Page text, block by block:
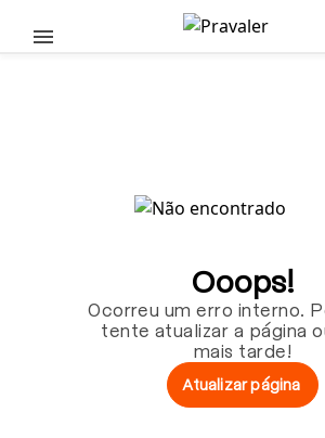
Pular para o conteúdo principal
Ooops!
Ocorreu um erro interno.
tente atualizar a página
mais tarde!
Atualizar página